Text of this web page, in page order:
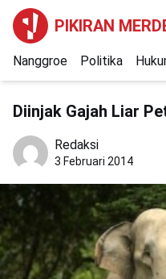
PIKIRAN
Nanggroe Politika
Diinjak Gajah Liar
Redaksi
3 Februari 2014